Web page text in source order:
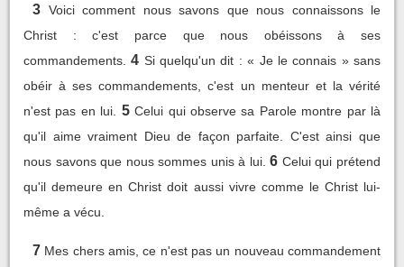
3 Voici comment nous savons que nous connaissons le
Christ : c'est parce que nous obéissons à ses
commandements. 4 Si quelqu'un dit : « Je le connais » sans
obéir à ses commandements, c'est un menteur et la vérité
n'est pas en lui.
5 Celui qui observe sa Parole montre par là
qu'il aime vraiment Dieu de façon parfaite. C'est ainsi que
nous savons que nous sommes unis à lui. 6 Celui qui prétend
qu'il demeure en Christ doit aussi vivre comme le Christ lui-
même a vécu.
7 Mes chers amis, ce n'est pas un nouveau commandement